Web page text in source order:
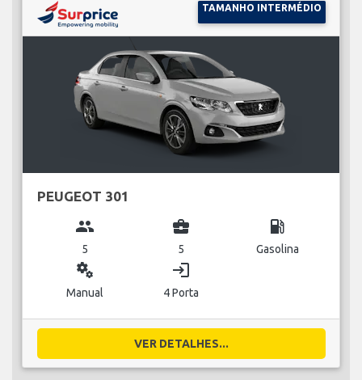
TAMANHO INTERMÉDIO
PEUGEOT 301
group
5
business_center
5
local_gas_station
Gasolina
miscellaneous_services
Manual
login
4 Porta
VER DETALHES...